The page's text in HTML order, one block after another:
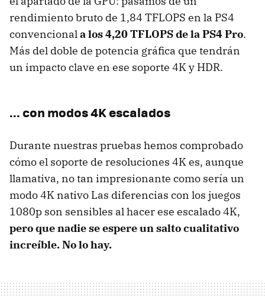
rendimiento bruto de 1,84 TFLOPS en la PS4
convencionala los 4,20 TFLOPS de la PS4 Pro.
Más del doble de potencia gráfica que tendrán
un impacto clave en ese soporte 4K y HDR.
... con modos 4K escalados
Durante nuestras pruebas hemos comprobado
cómo el soporte de resoluciones 4K es, aunque
llamativa, no tan impresionante como sería un
modo 4K nativo Las diferencias con los juegos
1080p son sensibles al hacer ese escalado 4K,
pero que nadie se espere un salto cualitativo
increíble. No lo hay.